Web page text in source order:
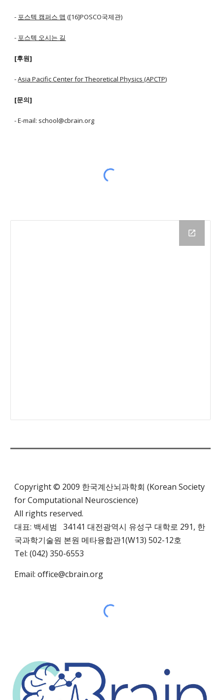
- 포스텍 캠퍼스 맵 ([16]POSCO국제관)
- 포스텍 오시는 길
[후원]
-Asia Pacific Center for Theoretical Physics (APCTP)
[문의]
- E-mail: school@cbrain.org
Copyright © 2009 한국계산뇌과학회 (Korean Society
for Computational Neuroscience)
All rights reserved.
대표: 백세범 34141 대전광역시 유성구 대학로 291, 한
국과학기술원 본원 메타융합관1(W13)502-12호
Tel: (042) 350-6553
Email:office@cbrain.org